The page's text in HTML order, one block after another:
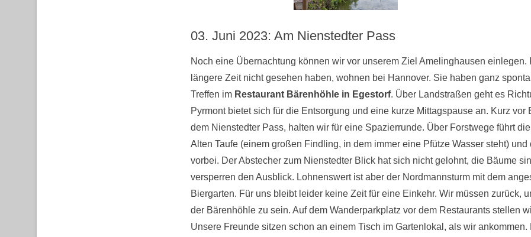
03. Juni 2023: Am Nienstedter Pass
Noch eine Übernachtung können wir vor unserem Ziel Amelinghausen einlegen.
längere Zeit nicht gesehen haben, wohnen bei Hannover. Sie haben ganz
Treffen im Restaurant Bärenhöhle in Egestorf. Über Landstraßen geht es
Pyrmont bietet sich für die Entsorgung und eine kurze Mittagspause an. Kurz vor
dem Nienstedter Pass, halten wir für eine Spazierrunde. Über Forstwege führt
Alten Taufe (einem großen Findling, in dem immer eine Pfütze Wasser steht) und
vorbei. Der Abstecher zum Nienstedter Blick hat sich nicht gelohnt, die Bäume
versperren den Ausblick. Lohnenswert ist aber der Nordmannsturm mit dem
Biergarten. Für uns bleibt leider keine Zeit für eine Einkehr. Wir müssen zurück,
der Bärenhöhle zu sein. Auf dem Wanderparkplatz vor dem Restaurants stellen
Unsere Freunde sitzen schon an einem Tisch im Gartenlokal, als wir ankommen.